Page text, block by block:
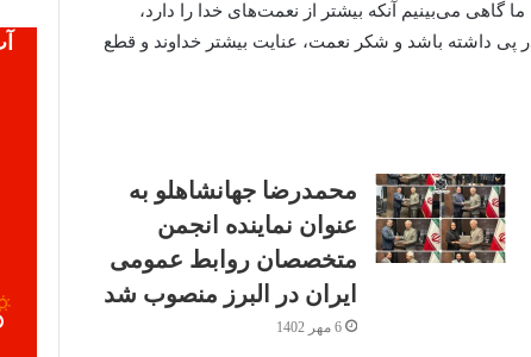
گاهی می‌بینیم آنکه بیشتر از نعمت‌های خدا را دارد،
پی داشته باشد و شکر نعمت، عنایت بیشتر خداوند و قطع
محمدرضا جهانشاهلو به
عنوان نماینده انجمن
متخصصان روابط عمومی
ایران در البرز منصوب شد
6 مهر 1402